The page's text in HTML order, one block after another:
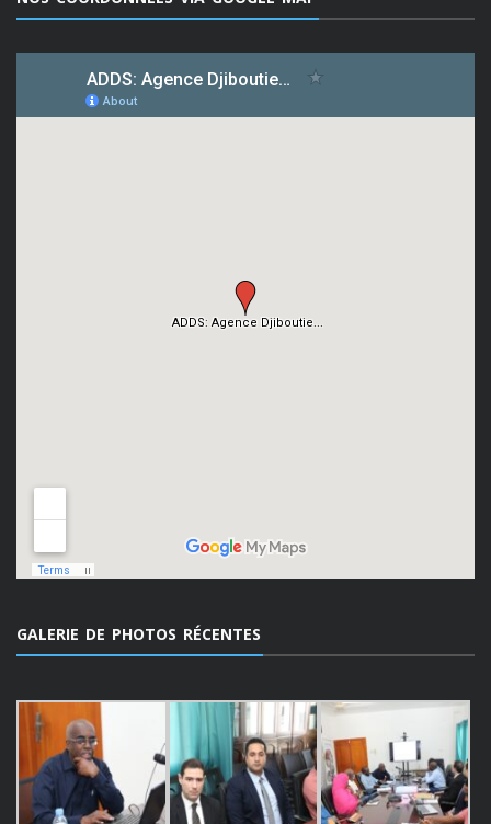
GALERIE DE PHOTOS RÉCENTES